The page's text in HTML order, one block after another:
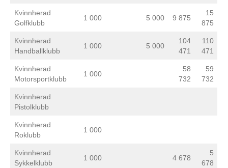
Kvinnherad
Golfklubb
1 000 5 000 9 875
15
875
Kvinnherad
Handballklubb
1 000 5 000
104
471
110
471
Kvinnherad
Motorsportklubb
1 000
58
732
59
732
Kvinnherad
Pistolklubb
Kvinnherad
Roklubb
1 000
Kvinnherad
Sykkelklubb
1 000 4 678
5
678